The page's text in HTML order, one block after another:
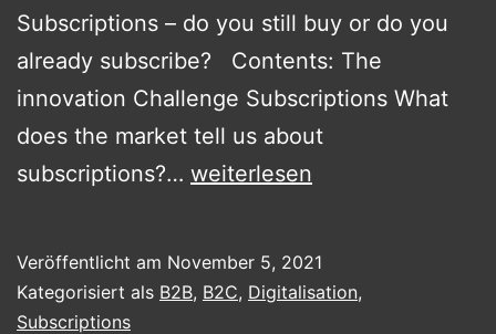
Subscriptions – do you still buy or do you
already subscribe? Contents: The
innovation Challenge Subscriptions What
does the market tell us about
subscriptions?… Subscriptions
business
weiterlesen
Veröffentlicht am November 5, 2021
Kategorisiert als B2B, B2C, Digitalisation,
Subscriptions